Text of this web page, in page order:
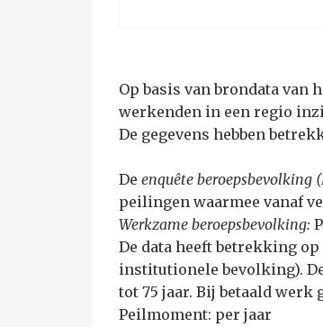
Op basis van brondata van
werkenden in een regio
De gegevens hebben
De enquête beroepsbevolking
peilingen waarmee vanaf
Werkzame beroepsbevolking:
De data heeft betrekking
institutionele bevolking).
tot 75 jaar. Bij betaald werk
Peilmoment: per jaar